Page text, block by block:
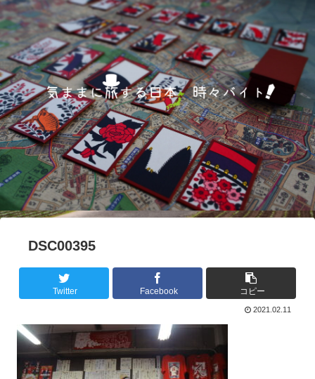
DSC00395
Twitter Facebook コピー
2021.02.11